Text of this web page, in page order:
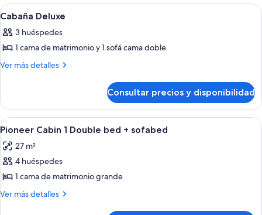
motel
Panebode
Abrir
todas
las
fotos
de
Un dormitorio de cabaña de madera
5
Cabaña Deluxe
3 huéspedes
1 cama de matrimonio y 1 sofá cama doble
Ver más detalles
Más
Deluxe
Consultar precios y disponibilidad
Abrir
todas
las
fotos
de
Pioneer
Zona de estar | Televisión de 19
1
Pioneer Cabin 1 Double bed + sofabed
27 m²
4 huéspedes
1 cama de matrimonio grande
Ver más detalles
Más